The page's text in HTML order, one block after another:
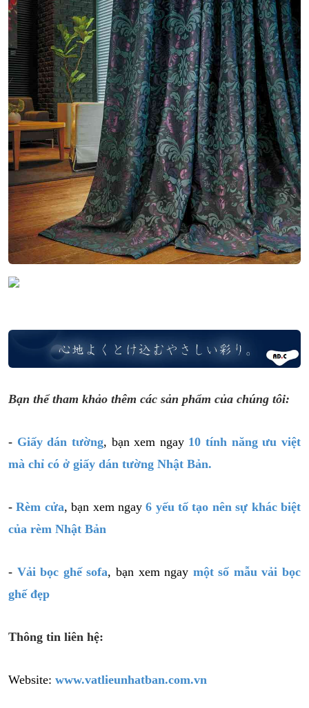
Bạn thể tham khảo thêm các sản phẩm của chúng tôi:
- Giấy dán tường, bạn xem ngay 10 tính năng ưu việt
mà chỉ có ở giấy dán tường Nhật Bản.
-Rèm cửa, bạn xem ngay6 yếu tố tạo nên sự khác biệt
của rèm Nhật Bản
- Vải bọc ghế sofa, bạn xem ngay một số mẫu vải bọc
ghế đẹp
Thông tin liên hệ:
Website: www.vatlieunhatban.com.vn